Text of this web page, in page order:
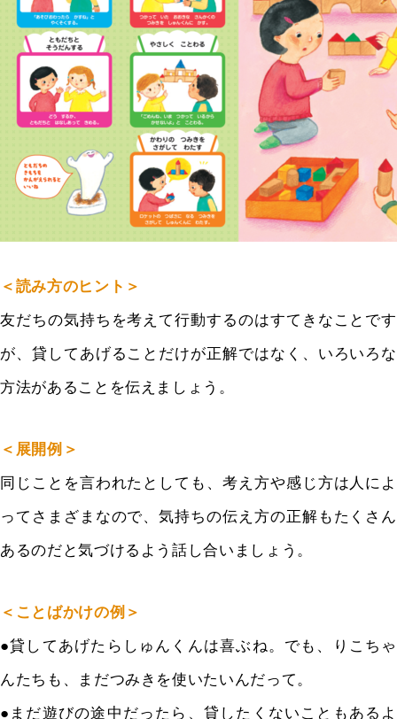
＜読み方のヒント＞
友だちの気持ちを考えて行動するのはすてきなことです
が、 貸してあげることだけが正解ではなく、いろいろ な
方法があることを伝えましょう。
＜展開例＞
同じことを言われたとしても、考え方や感じ方は人によ
ってさまざまなので、気持ちの伝え方の正解もたくさん
あるのだと気づけるよう話し合い ましょう。
＜ことばかけの例＞
●貸してあげたらしゅんくんは喜ぶね。 でも、りこちゃ
んたちも、まだつみきを使いたいんだって。
●まだ遊びの途中だったら、貸したくないこともあるよ